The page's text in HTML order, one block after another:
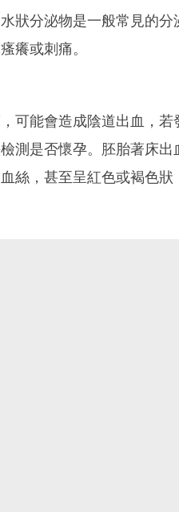
狀分泌物是一般常見的
癢或刺痛。
可能會造成陰道出血，
測是否懷孕。胚胎著床
絲，甚至呈紅色或褐色